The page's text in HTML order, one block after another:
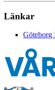
Länkar
Göteborg